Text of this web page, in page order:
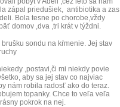
zápal priedušiek, antibiotika a zas
Bola tesne po chorobe,vždy
domov ,dva ,tri krát v týždni.
sondu na kŕmenie. Jej stav
,postavi,či mi niekdy povie
aby sa jej stav co najviac
nám robila radosť ako do teraz.
topanky. Chce to veľa veľa
pokrok na nej.